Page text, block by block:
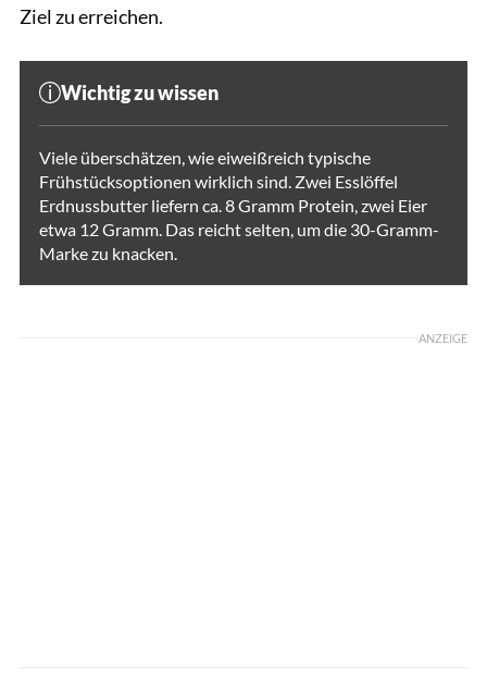
Ziel zu erreichen.
Wichtig zu wissen
Viele überschätzen, wie eiweißreich typische
Frühstücksoptionen wirklich sind. Zwei Esslöffel
Erdnussbutter liefern ca. 8 Gramm Protein, zwei Eier
etwa 12 Gramm. Das reicht selten, um die 30-Gramm-
Marke zu knacken.
ANZEIGE